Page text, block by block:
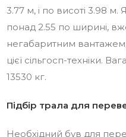
3.77 м, і по висоті 3.98
понад 2.55 по ширині,
негабаритним
цієї сільгосп-техніки.
13530 кг.
Підбір трала для
Необхідний був для